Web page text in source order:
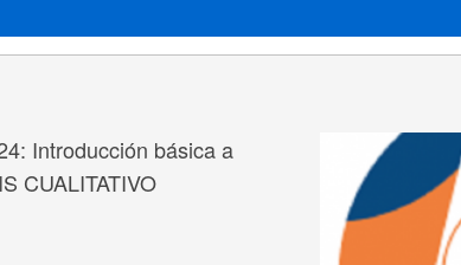
Introducción básica a
CUALITATIVO